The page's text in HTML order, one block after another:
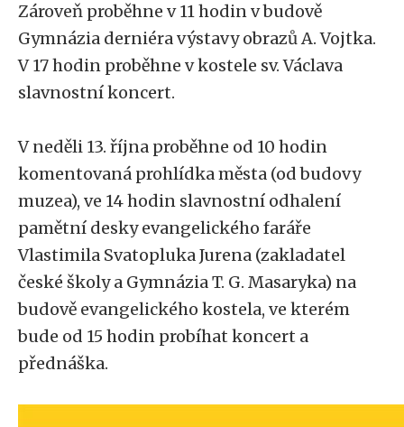
Zároveň proběhne v 11 hodin v budově
Gymnázia derniéra výstavy obrazů A. Vojtka.
V 17 hodin proběhne v kostele sv. Václava
slavnostní koncert.
V neděli 13. října proběhne od 10 hodin
komentovaná prohlídka města (od budovy
muzea), ve 14 hodin slavnostní odhalení
pamětní desky evangelického faráře
Vlastimila Svatopluka Jurena (zakladatel
české školy a Gymnázia T. G. Masaryka) na
budově evangelického kostela, ve kterém
bude od 15 hodin probíhat koncert a
přednáška.